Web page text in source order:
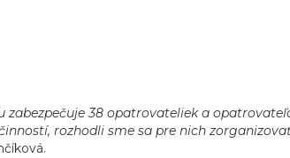
zabezpečuje 38 opatrovateliek a
rozhodli sme sa pre nich